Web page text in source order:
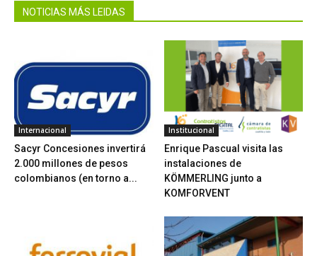
NOTICIAS MÁS LEIDAS
Internacional
Sacyr Concesiones invertirá
2.000 millones de pesos
colombianos (en torno a...
Institucional
Enrique Pascual visita las
instalaciones de
KÖMMERLING junto a
KOMFORVENT